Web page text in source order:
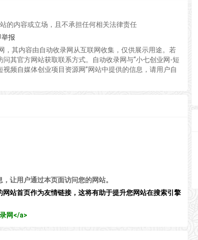
的内容或立场，且不承担任何相关法律责任
举报
，其内容由自动收录网从互联网收集，仅供展示用途。若
其官方网站获取联系方式。自动收录网与“小七创业网-短
频自媒体创业项目资源网”网站中提供的信息，请用户自
让用户通过本页面访问您的网站。
站首页作为友情链接，这将有助于提升您网站在搜索引擎
网</a>